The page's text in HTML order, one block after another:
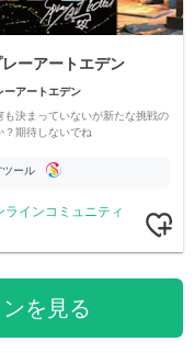
レーアートエデン
ーアートエデン
も決まっていないが新たな挑戦の
？期待しないでね
ツール
ラインコミュニティ
を見る